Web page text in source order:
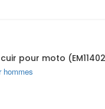
pour moto
hommes